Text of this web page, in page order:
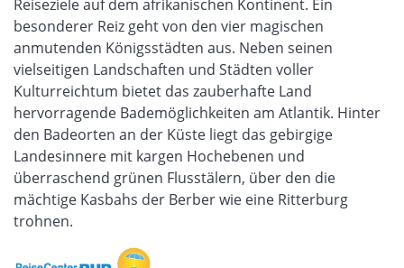
Reiseziele auf dem afrikanischen Kontinent. Ein
besonderer Reiz geht von den vier magischen
anmutenden Königsstädten aus. Neben seinen
vielseitigen Landschaften und Städten voller
Kulturreichtum bietet das zauberhafte Land
hervorragende Bademöglichkeiten am Atlantik. Hinter
den Badeorten an der Küste liegt das gebirgige
Landesinnere mit kargen Hochebenen und
überraschend grünen Flusstälern, über den die
mächtige Kasbahs der Berber wie eine Ritterburg
trohnen.